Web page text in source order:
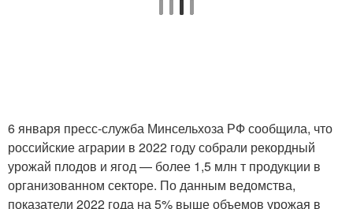
6 января пресс-служба Минсельхоза РФ сообщила, что
российские аграрии в 2022 году собрали рекордный
урожай плодов и ягод — более 1,5 млн т продукции в
организованном секторе. По данным ведомства,
показатели 2022 года на 5% выше объемов урожая в